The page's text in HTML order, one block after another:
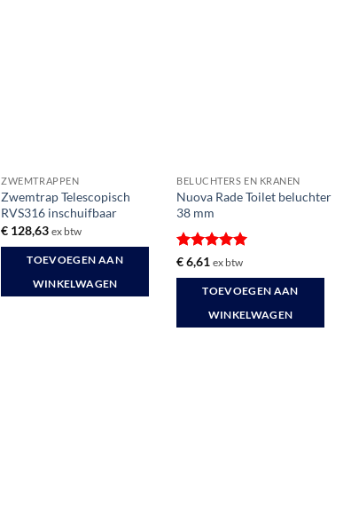
ZWEMTRAPPEN
Zwemtrap Telescopisch
RVS316 inschuifbaar
€ 128,63 ex btw
TOEVOEGEN AAN
WINKELWAGEN
BELUCHTERS EN KRANEN
Nuova Rade Toilet beluchter
38 mm
Gewaardeerd
€6,61 ex btw
TOEVOEGEN AAN
WINKELWAGEN